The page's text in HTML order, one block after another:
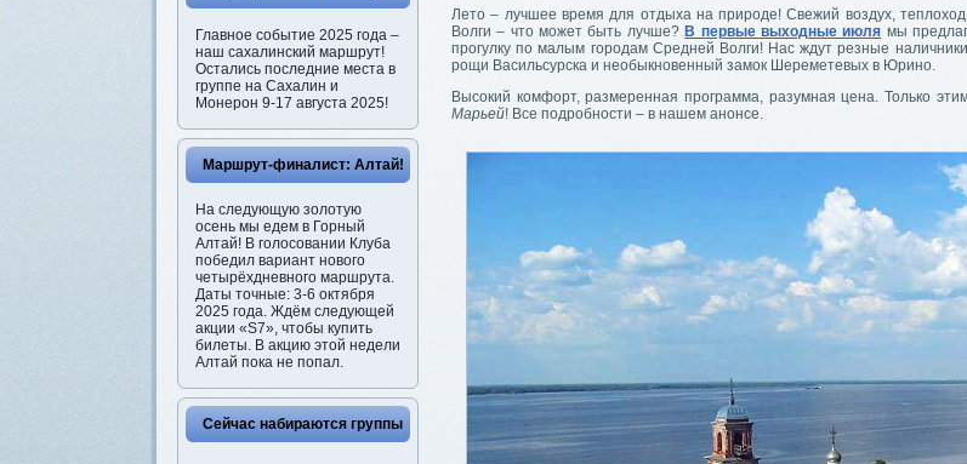
Главное событие 2025 года –
наш сахалинский маршрут!
Остались последние места в
группе на Сахалин и
Монерон 9-17 августа 2025!
Маршрут-финалист: Алтай!
На следующую золотую
осень мы едем в Горный
Алтай! В голосовании Клуба
победил вариант нового
четырёхдневного маршрута.
Даты точные: 3-6 октября
2025 года. Ждём следующей
акции «S7», чтобы купить
билеты. В акцию этой недели
Алтай пока не попал.
Сейчас набираются группы
Лето – лучшее время для отдыха на природе! Свежий воздух,
Волги – что может быть лучше? В первые выходные июля мы
прогулку по малым городам Средней Волги! Нас ждут резные
рощи Васильсурска и необыкновенный замок Шереметевых в Юрино.
Высокий комфорт, размеренная программа, разумная цена. Только
Марьей! Все подробности – в нашем анонсе.